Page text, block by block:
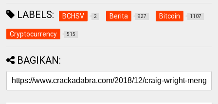
LABELS: BCHSV 2 Berita 927 Bitcoin 1107
Cryptocurrency 515
BAGIKAN: